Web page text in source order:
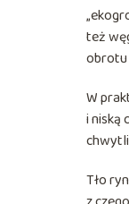
też
obrotu
W
i niską
Tło